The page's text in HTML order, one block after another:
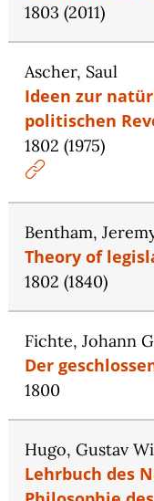
1803 (2011)
Ascher, Saul
Ideen zur
politischen
1802 (1975)
Bentham,
Theory of
1802 (1840)
Fichte, Johann
Der
1800
Hugo, Gustav
Lehrbuch des